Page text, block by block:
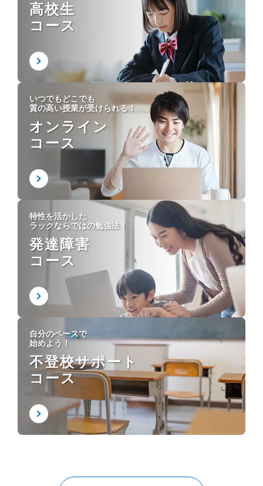
高校生
コース
いつでもどこでも
質の高い授業が受けられる！
オンライン
コース
特性を活かした
ラックならではの勉強法！
発達障害
コース
自分のペースで
始めよう！
不登校サポート
コース